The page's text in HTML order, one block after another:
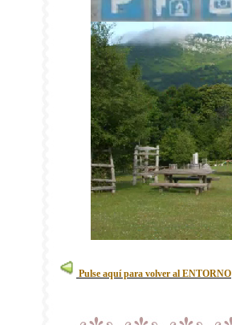
Pulse aquí para volver al ENTORNO